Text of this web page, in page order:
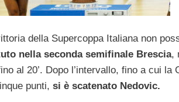
della Supercoppa Italiana non
nella seconda semifinale Brescia,
al 20’. Dopo l’intervallo, fino a cui la
punti, si è scatenato Nedovic.